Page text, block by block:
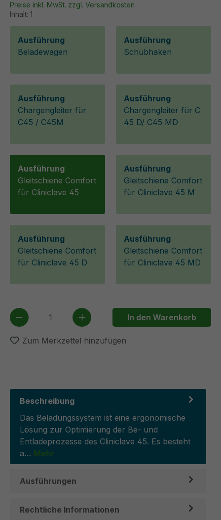
Inhalt: 1
Preise inkl. MwSt. zzgl. Versandkosten
Ausführung
Beladewagen
Ausführung
Schubhaken
Ausführung
Chargengleiter für
C45 / C45M
Ausführung
Chargengleiter für C
45 D/ C45 MD
Ausführung
Gleitschiene Comfort
für Cliniclave 45
Ausführung
Gleitschiene Comfort
für Cliniclave 45 M
Ausführung
Gleitschiene Comfort
für Cliniclave 45 D
Ausführung
Gleitschiene Comfort
für Cliniclave 45 MD
Produkt Anzahl: Gib den gewünschten
In den Warenkorb
Zum Merkzettel hinzufügen
Beschreibung
Das Beladungssystem ist eine ergonomische
Lösung zur Optimierung der Be- und
Entladeprozesse des Cliniclave 45. Es besteht
a… Mehr
Ausführungen
Rechtliche Informationen